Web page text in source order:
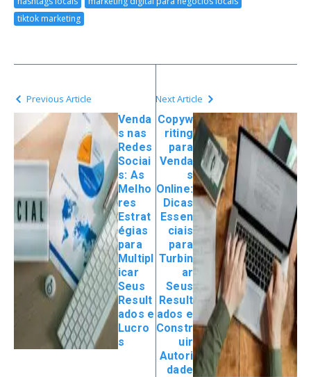
tiktok marketing
Previous Article
Venda
s nas
Redes
Sociai
s: As
Melho
res
Estrat
égias
para
Multipl
icar
Seus
Result
ados e
Lucro
s
Next Article
Copyw
riting
para
Venda
s
Online:
Dicas
Essen
ciais
para
Turbin
ar
Seus
Result
ados e
Constr
uir
Autori
dade